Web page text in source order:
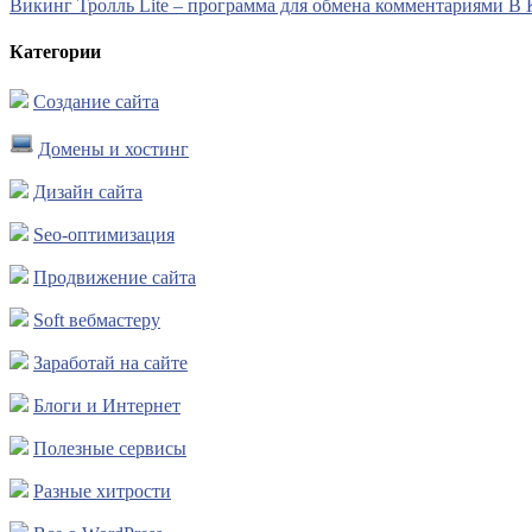
Викинг Тролль Lite – программа для обмена комментариями В
Категории
Создание сайта
Домены и хостинг
Дизайн сайта
Seo-оптимизация
Продвижение сайта
Soft вебмастеру
Заработай на сайте
Блоги и Интернет
Полезные сервисы
Разные хитрости